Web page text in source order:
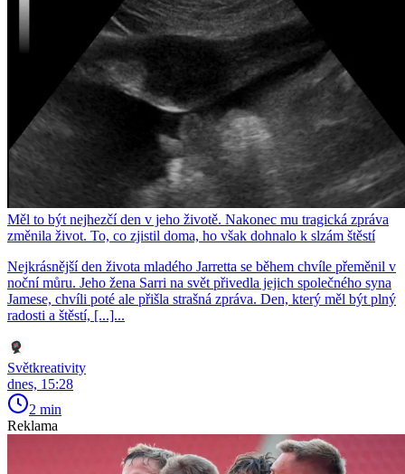
Měl to být nejhezčí den v jeho životě. Nakonec mu tragická zpráva
změnila život. To, co zjistil doma, ho však dohnalo k slzám štěstí
Nejkrásnější den života mladého Jarretta se během chvíle přeměnil v
noční můru. Jeho žena Sarri na svět přivedla jejich společného syna
Jamese, chvíli poté ale přišla strašná zpráva. Den, který měl být plný
radosti a štěstí, [...]...
Světkreativity
dnes, 15:28
2 min
Reklama